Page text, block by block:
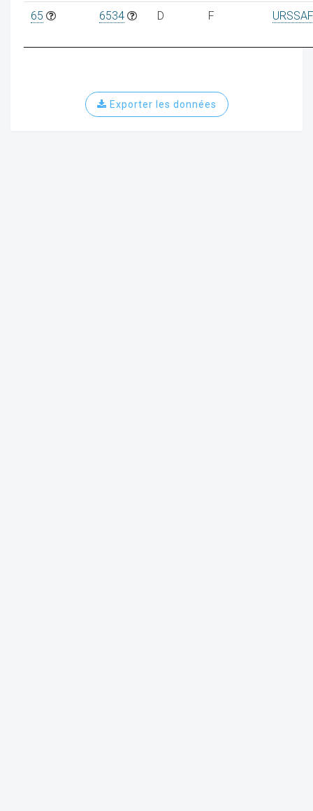
65 6534 D F
Exporter les données